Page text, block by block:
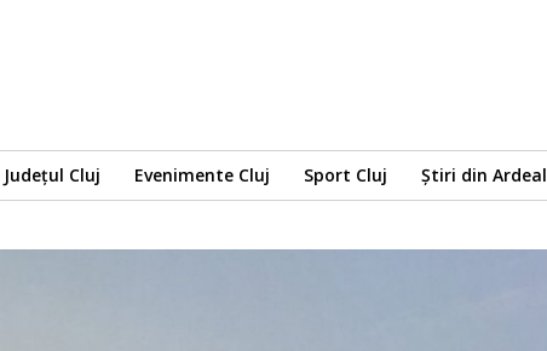
Județul Cluj Evenimente Cluj Sport Cluj Știri din Ardeal